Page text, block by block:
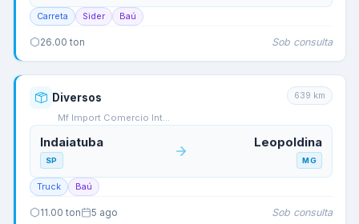
Carreta Sider Baú
26.00 ton Sob consulta
Diversos
Mf Import Comercio Int…
639 km
Indaiatuba
SP
Leopoldina
MG
Truck Baú
11.00 ton 5 ago Sob consulta